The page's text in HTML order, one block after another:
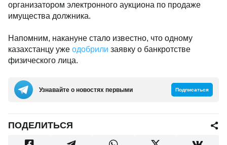
организатором электронного аукциона по продаже
имущества должника.
Напомним, накануне стало известно, что одному
казахстанцу уже одобрили заявку о банкротстве
физического лица.
Узнавайте о новостях первыми Подписаться
ПОДЕЛИТЬСЯ